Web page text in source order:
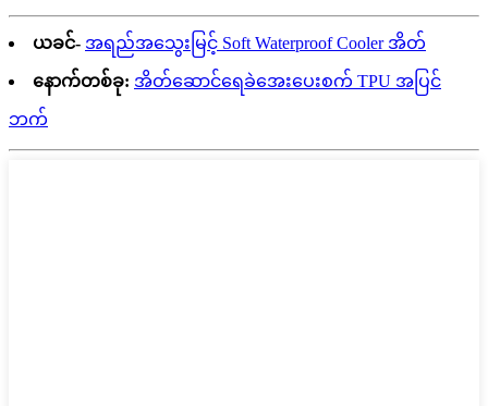
ယခင်- အရည်အသွေးမြင့် Soft Waterproof Cooler အိတ်
နောက်တစ်ခု: အိတ်ဆောင်ရေခဲအေးပေးစက် TPU အပြင်
ဘက်